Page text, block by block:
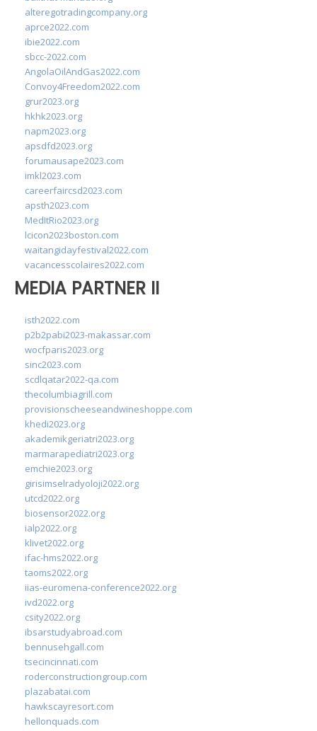
alteregotradingcompany.org
aprce2022.com
ibie2022.com
sbcc-2022.com
AngolaOilAndGas2022.com
Convoy4Freedom2022.com
grur2023.org
hkhk2023.org
napm2023.org
apsdfd2023.org
forumausape2023.com
imkl2023.com
careerfaircsd2023.com
apsth2023.com
MedItRio2023.org
lcicon2023boston.com
waitangidayfestival2022.com
vacancesscolaires2022.com
MEDIA PARTNER II
isth2022.com
p2b2pabi2023-makassar.com
wocfparis2023.org
sinc2023.com
scdlqatar2022-qa.com
thecolumbiagrill.com
provisionscheeseandwineshoppe.com
khedi2023.org
akademikgeriatri2023.org
marmarapediatri2023.org
emchie2023.org
girisimselradyoloji2022.org
utcd2022.org
biosensor2022.org
ialp2022.org
klivet2022.org
ifac-hms2022.org
taoms2022.org
iias-euromena-conference2022.org
ivd2022.org
csity2022.org
ibsarstudyabroad.com
bennusehgall.com
tsecincinnati.com
roderconstructiongroup.com
plazabatai.com
hawkscayresort.com
hellonquads.com